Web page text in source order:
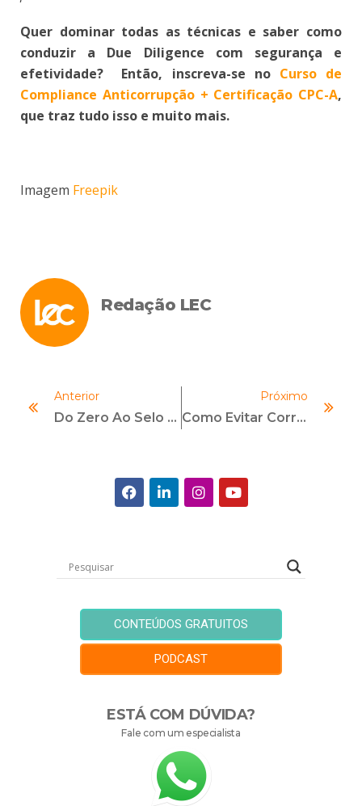
Quer dominar todas as técnicas e saber como
conduzir a Due Diligence com segurança e
efetividade? Então, inscreva-se no Curso de
Compliance Anticorrupção + Certificação CPC-A,
que traz tudo isso e muito mais.
Imagem Freepik
Redação LEC
Anterior
Do Zero Ao Selo Pró-Ética. Saiba Como O André Do Grupo Alubar Obteve Sucesso Com Os Cursos Da LEC
Próximo
Como Evitar Corrupção Em Empresas? Entenda!
CONTEÚDOS GRATUITOS
PODCAST
ESTÁ COM DÚVIDA?
Fale com um especialista